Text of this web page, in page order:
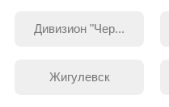
Дивизион "Чер...
Жигулевск